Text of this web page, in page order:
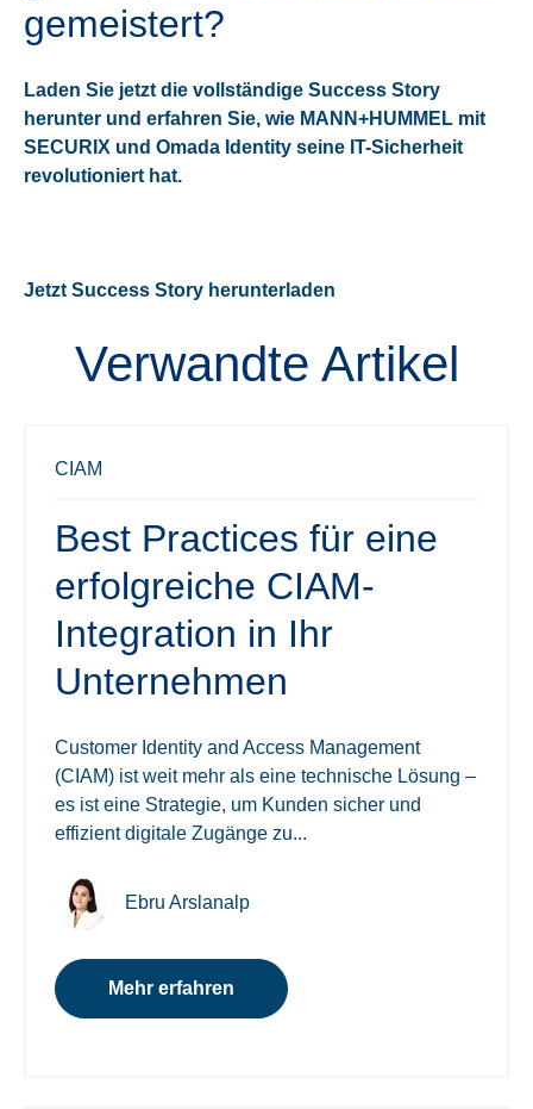
gemeistert?
Laden Sie jetzt die vollständige Success Story
herunter und erfahren Sie, wie MANN+HUMMEL mit
SECURIX und Omada Identity seine IT-Sicherheit
revolutioniert hat.
Jetzt Success Story herunterladen
Verwandte Artikel
CIAM
Best Practices für eine
erfolgreiche CIAM-
Integration in Ihr
Unternehmen
Customer Identity and Access Management
(CIAM) ist weit mehr als eine technische Lösung –
es ist eine Strategie, um Kunden sicher und
effizient digitale Zugänge zu...
Ebru Arslanalp
Mehr erfahren